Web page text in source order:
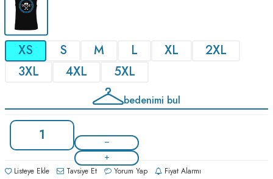
XS S M L XL
2XL
3XL
4XL 5XL
bedenimi bul
Listeye Ekle Tavsiye Et Yorum Yap Fiyat Alarmı